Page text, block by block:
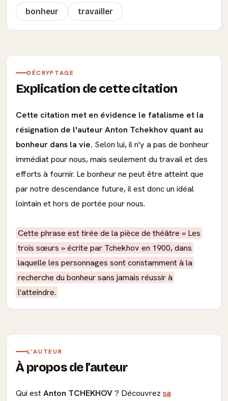
bonheur travailler
DÉCRYPTAGE
Explication de cette citation
Cette citation met en évidence le fatalisme et la
résignation de l'auteur Anton Tchekhov quant au
bonheur dans la vie. Selon lui, il n'y a pas de bonheur
immédiat pour nous, mais seulement du travail et des
efforts à fournir. Le bonheur ne peut être atteint que
par notre descendance future, il est donc un idéal
lointain et hors de portée pour nous.
Cette phrase est tirée de la pièce de théâtre « Les
trois sœurs » écrite par Tchekhov en 1900, dans
laquelle les personnages sont constamment à la
recherche du bonheur sans jamais réussir à
l'atteindre.
L'AUTEUR
À propos de l'auteur
Qui estAnton TCHEKHOV? Découvrez sa